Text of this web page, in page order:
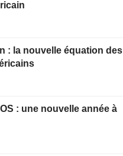
: la nouvelle équation des
année à